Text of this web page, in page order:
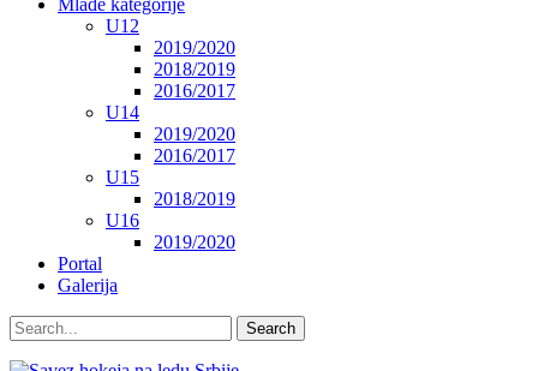
Mlađe kategorije
U12
2019/2020
2018/2019
2016/2017
U14
2019/2020
2016/2017
U15
2018/2019
U16
2019/2020
Portal
Galerija